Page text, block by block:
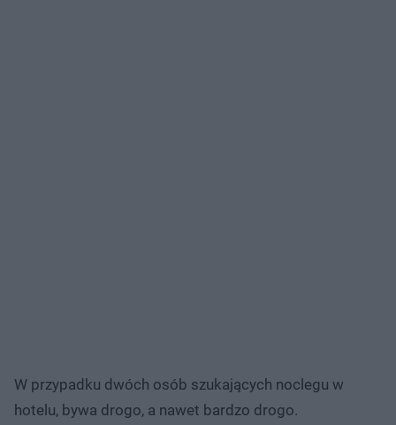
W przypadku dwóch osób szukających noclegu w
hotelu, bywa drogo, a nawet bardzo drogo.